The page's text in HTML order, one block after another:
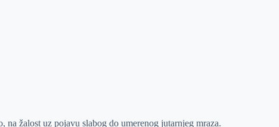
žalost uz pojavu slabog do umerenog jutarnjeg mraza.